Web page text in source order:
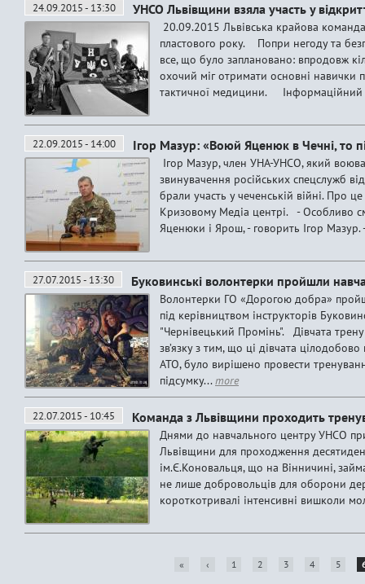
24.09.2015 - 13:30 УНСО Львівщини взяла участь у
20.09.2015 Львівська крайова
пластового року. Попри негоду та
все, що було заплановано: впродовж
охочий міг отримати основні навички
тактичної медицини.
22.09.2015 - 14:00 Ігор Мазур: «Воюй Яценюк в Чечні, то
Ігор Мазур, член УНА-УНСО, який
звинувачення російських спецслужб
брали участь у чеченській війні. Про
Кризовому Медіа центрі. - Особливо
Яценюки і Ярош, - говорить Ігор
27.07.2015 - 13:30 Буковинські волонтерки пройшли
Волонтерки ГО «Дорогою добра»
під керівництвом інструкторів
"Чернівецький Промінь". Дівчата
зв’язку з тим, що ці дівчата
АТО, було вирішено провести
підсумку...more
22.07.2015 - 10:45 Команда з Львівщини проходить
Днями до навчального центру УНСО
Львівщини для проходження
ім.Є.Коновальця, що на Вінничині,
не лише добровольців для оборони
короткотривалі інтенсивні вишколи
« ‹ 1 2 3 4 5